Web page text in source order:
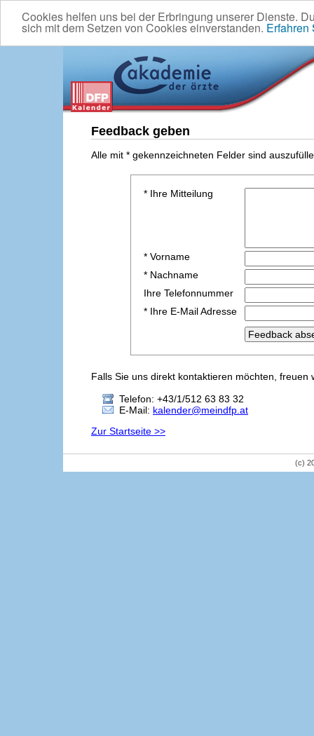
Cookies helfen uns bei der Erbringung unserer Dienste.
sich mit dem Setzen von Cookies einverstanden. Erfahren
Feedback geben
Alle mit * gekennzeichneten Felder sind
* Ihre Mitteilung
* Vorname
* Nachname
Ihre Telefonnummer
* Ihre E-Mail Adresse
Falls Sie uns direkt kontaktieren möchten,
Telefon: +43/1/512 63 83 32
E-Mail: kalender@meindfp.at
Zur Startseite >>
(c)